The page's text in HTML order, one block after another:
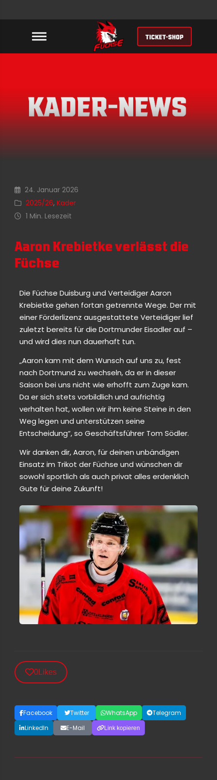
TICKET-SHOP
24. Januar 2026
2025/26, Kader
1 Min. Lesezeit
Aaron Krebietke verlässt die
Füchse
Die Füchse Duisburg und Verteidiger Aaron
Krebietke gehen fortan getrennte Wege. Der mit
einer Förderlizenz ausgestattete Verteidiger lief
zuletzt bereits für die Dortmunder Eisadler auf –
und wird dies nun dauerhaft tun.
„Aaron kam mit dem Wunsch auf uns zu, fest
nach Dortmund zu wechseln, da er in dieser
Saison bei uns nicht wie erhofft zum Zuge kam.
Da er sich stets vorbildlich und aufrichtig
verhalten hat, wollen wir ihm keine Steine in den
Weg legen und unterstützen seine
Entscheidung“, so Geschäftsführer Tom Södler.
Wir danken dir, Aaron, für deinen unbändigen
Einsatz im Trikot der Füchse und wünschen dir
sowohl sportlich als auch privat alles erdenklich
Gute für deine Zukunft!
0Likes
Facebook Twitter WhatsApp
Telegram
LinkedIn
E-Mail Link kopieren